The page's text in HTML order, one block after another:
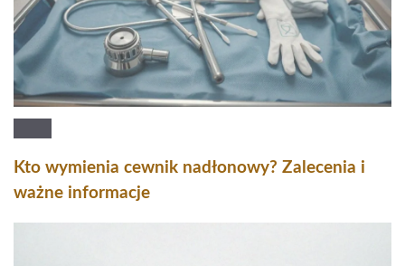
Kto wymienia cewnik nadłonowy? Zalecenia i
ważne informacje